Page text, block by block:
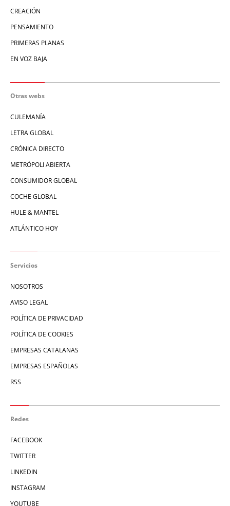
CREACIÓN
PENSAMIENTO
PRIMERAS PLANAS
EN VOZ BAJA
Otras webs
CULEMANÍA
LETRA GLOBAL
CRÓNICA DIRECTO
METRÓPOLI ABIERTA
CONSUMIDOR GLOBAL
COCHE GLOBAL
HULE & MANTEL
ATLÁNTICO HOY
Servicios
NOSOTROS
AVISO LEGAL
POLÍTICA DE PRIVACIDAD
POLÍTICA DE COOKIES
EMPRESAS CATALANAS
EMPRESAS ESPAÑOLAS
RSS
Redes
FACEBOOK
TWITTER
LINKEDIN
INSTAGRAM
YOUTUBE